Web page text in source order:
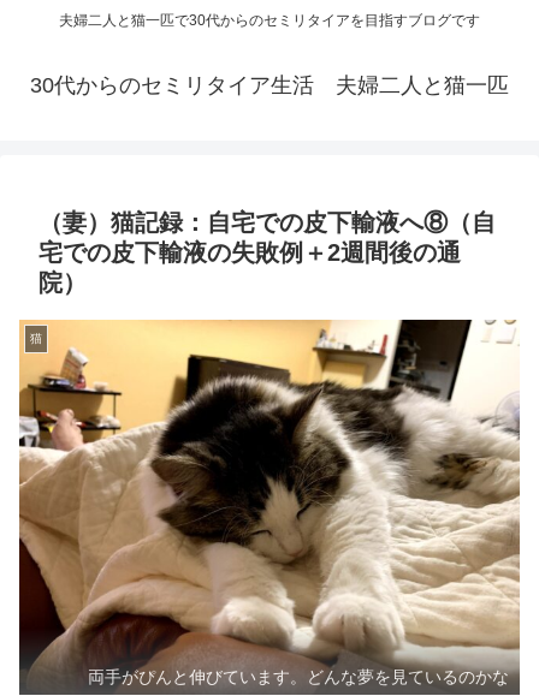
夫婦二人と猫一匹で30代からのセミリタイアを目指すブログです
30代からのセミリタイア生活 夫婦二人と猫一匹
（妻）猫記録：自宅での皮下輸液へ⑧（自
宅での皮下輸液の失敗例＋2週間後の通
院）
猫
両手がぴんと伸びています。どんな夢を見ているのかな